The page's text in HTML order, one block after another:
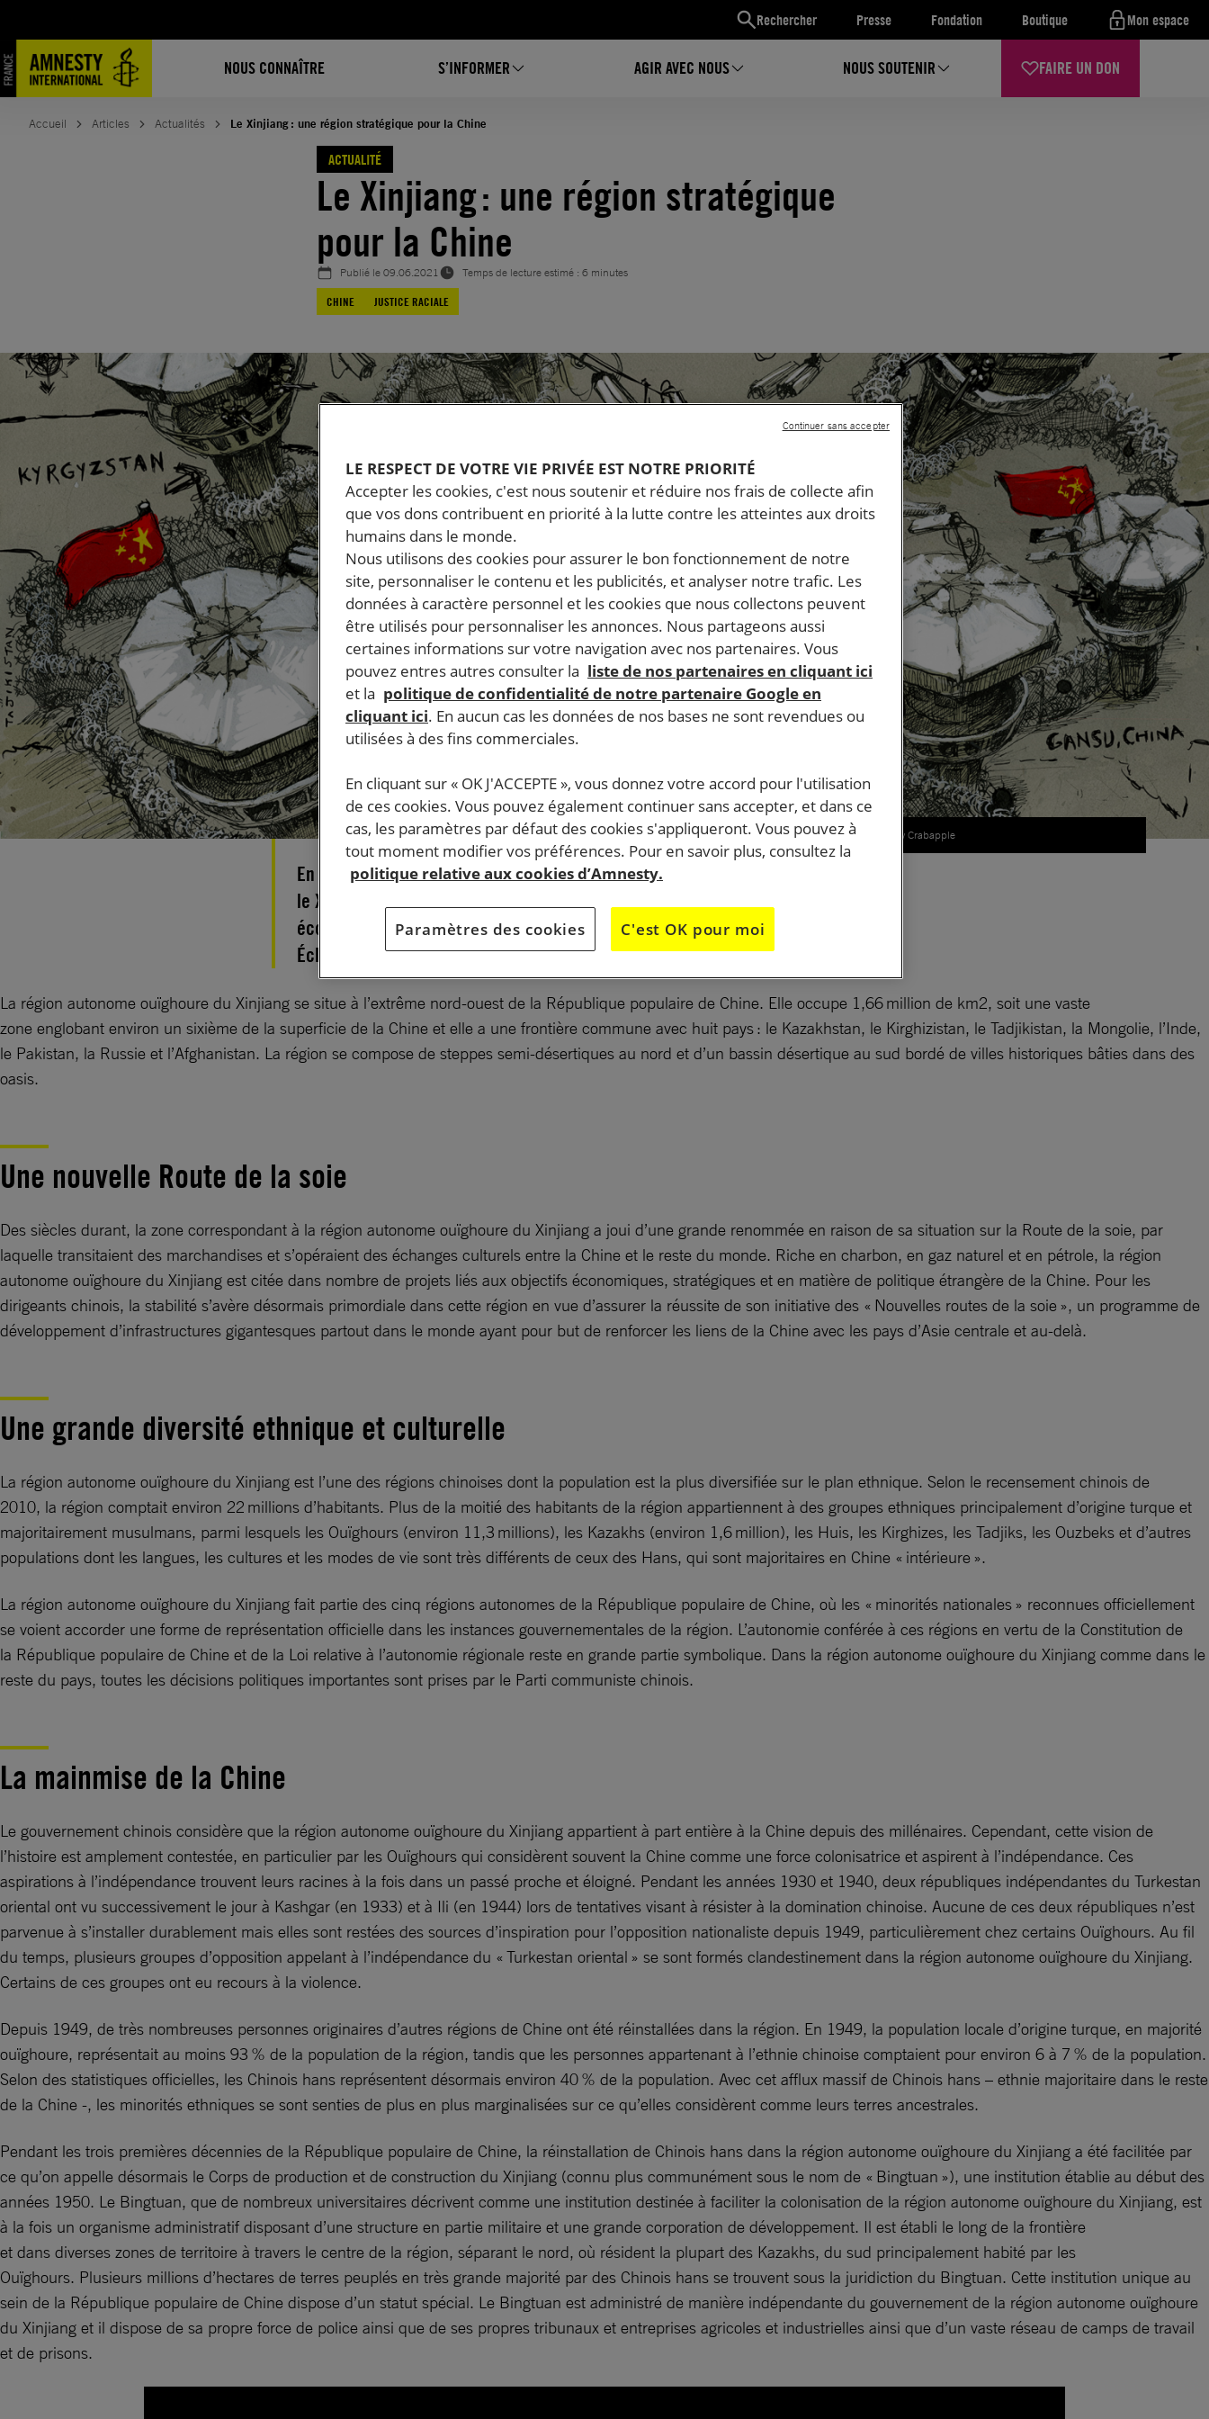
Rechercher Presse Fondation Boutique Mon espace
NOUS CONNAÎTRE S’INFORMER AGIR AVEC NOUS NOUS SOUTENIR FAIRE UN DON
contenu
Accueil Articles Actualités Le Xinjiang : une région stratégique pour la Chine
ACTUALITÉ
Le Xinjiang : une région stratégique
pour la Chine
Publié le09.06.2021
Temps de lecture estimé : 6 minutes
CHINE
JUSTICE RACIALE
© Molly Crabapple
En raison de sa situation géographique et de ses richesses naturelles,
le Xinjiang présente de nombreux avantages stratégiques, politiques et
économiques pour Pékin. Cela en fait une région à enjeux multiples.
Éclairage.
La région autonome ouïghoure du Xinjiang se situe à l’extrême nord-ouest de la République populaire de Chine. Elle occupe 1,66 million de km2, soit une vaste
zone englobant environ un sixième de la superficie de la Chine et elle a une frontière commune avec huit pays : le Kazakhstan, le Kirghizistan, le Tadjikistan, la Mongolie, l’Inde,
le Pakistan, la Russie et l’Afghanistan. La région se compose de steppes semi-désertiques au nord et d’un bassin désertique au sud bordé de villes historiques bâties dans des
oasis.
Une nouvelle Route de la soie
Des siècles durant, la zone correspondant à la région autonome ouïghoure du Xinjiang a joui d’une grande renommée en raison de sa situation sur la Route de la soie, par
laquelle transitaient des marchandises et s’opéraient des échanges culturels entre la Chine et le reste du monde. Riche en charbon, en gaz naturel et en pétrole, la région
autonome ouïghoure du Xinjiang est citée dans nombre de projets liés aux objectifs économiques, stratégiques et en matière de politique étrangère de la Chine. Pour les
dirigeants chinois, la stabilité s’avère désormais primordiale dans cette région en vue d’assurer la réussite de son initiative des « Nouvelles routes de la soie », un programme de
développement d’infrastructures gigantesques partout dans le monde ayant pour but de renforcer les liens de la Chine avec les pays d’Asie centrale et au-delà.
Une grande diversité ethnique et culturelle
La région autonome ouïghoure du Xinjiang est l’une des régions chinoises dont la population est la plus diversifiée sur le plan ethnique. Selon le recensement chinois de
2010, la région comptait environ 22 millions d’habitants. Plus de la moitié des habitants de la région appartiennent à des groupes ethniques principalement d’origine turque et
majoritairement musulmans, parmi lesquels les Ouïghours (environ 11,3 millions), les Kazakhs (environ 1,6 million), les Huis, les Kirghizes, les Tadjiks, les Ouzbeks et d’autres
populations dont les langues, les cultures et les modes de vie sont très différents de ceux des Hans, qui sont majoritaires en Chine « intérieure ».
La région autonome ouïghoure du Xinjiang fait partie des cinq régions autonomes de la République populaire de Chine, où les « minorités nationales » reconnues officiellement
se voient accorder une forme de représentation officielle dans les instances gouvernementales de la région. L’autonomie conférée à ces régions en vertu de la Constitution de
la République populaire de Chine et de la Loi relative à l’autonomie régionale reste en grande partie symbolique. Dans la région autonome ouïghoure du Xinjiang comme dans le
reste du pays, toutes les décisions politiques importantes sont prises par le Parti communiste chinois.
La mainmise de la Chine
Le gouvernement chinois considère que la région autonome ouïghoure du Xinjiang appartient à part entière à la Chine depuis des millénaires. Cependant, cette vision de
l’histoire est amplement contestée, en particulier par les Ouïghours qui considèrent souvent la Chine comme une force colonisatrice et aspirent à l’indépendance. Ces
aspirations à l’indépendance trouvent leurs racines à la fois dans un passé proche et éloigné. Pendant les années 1930 et 1940, deux républiques indépendantes du Turkestan
oriental ont vu successivement le jour à Kashgar (en 1933) et à Ili (en 1944) lors de tentatives visant à résister à la domination chinoise. Aucune de ces deux républiques n’est
parvenue à s’installer durablement mais elles sont restées des sources d’inspiration pour l’opposition nationaliste depuis 1949, particulièrement chez certains Ouïghours. Au fil
du temps, plusieurs groupes d’opposition appelant à l’indépendance du « Turkestan oriental » se sont formés clandestinement dans la région autonome ouïghoure du Xinjiang.
Certains de ces groupes ont eu recours à la violence.
Depuis 1949, de très nombreuses personnes originaires d’autres régions de Chine ont été réinstallées dans la région. En 1949, la population locale d’origine turque, en majorité
ouïghoure, représentait au moins 93 % de la population de la région, tandis que les personnes appartenant à l’ethnie chinoise comptaient pour environ 6 à 7 % de la population.
Selon des statistiques officielles, les Chinois hans représentent désormais environ 40 % de la population. Avec cet afflux massif de Chinois hans – ethnie majoritaire dans le reste
de la Chine -, les minorités ethniques se sont senties de plus en plus marginalisées sur ce qu’elles considèrent comme leurs terres ancestrales.
Pendant les trois premières décennies de la République populaire de Chine, la réinstallation de Chinois hans dans la région autonome ouïghoure du Xinjiang a été facilitée par
ce qu’on appelle désormais le Corps de production et de construction du Xinjiang (connu plus communément sous le nom de « Bingtuan »), une institution établie au début des
années 1950. Le Bingtuan, que de nombreux universitaires décrivent comme une institution destinée à faciliter la colonisation de la région autonome ouïghoure du Xinjiang, est
à la fois un organisme administratif disposant d’une structure en partie militaire et une grande corporation de développement. Il est établi le long de la frontière
et dans diverses zones de territoire à travers le centre de la région, séparant le nord, où résident la plupart des Kazakhs, du sud principalement habité par les
Ouïghours. Plusieurs millions d’hectares de terres peuplés en très grande majorité par des Chinois hans se trouvent sous la juridiction du Bingtuan. Cette institution unique au
sein de la République populaire de Chine dispose d’un statut spécial. Le Bingtuan est administré de manière indépendante du gouvernement de la région autonome ouïghoure
du Xinjiang et il dispose de sa propre force de police ainsi que de ses propres tribunaux et entreprises agricoles et industrielles ainsi que d’un vaste réseau de camps de travail
et de prisons.
LE RESPECT DE VOTRE VIE PRIVÉE EST NOTRE PRIORITÉ
Accepter les cookies, c'est nous soutenir et réduire nos frais de collecte afin
que vos dons contribuent en priorité à la lutte contre les atteintes aux droits
humains dans le monde.
Nous utilisons des cookies pour assurer le bon fonctionnement de notre
site, personnaliser le contenu et les publicités, et analyser notre trafic. Les
données à caractère personnel et les cookies que nous collectons peuvent
être utilisés pour personnaliser les annonces. Nous partageons aussi
certaines informations sur votre navigation avec nos partenaires. Vous
pouvez entres autres consulter la liste de nos partenaires en cliquant ici
et la politique de confidentialité de notre partenaire Google en
cliquant ici. En aucun cas les données de nos bases ne sont revendues ou
utilisées à des fins commerciales.
En cliquant sur « OK J'ACCEPTE », vous donnez votre accord pour l'utilisation
de ces cookies. Vous pouvez également continuer sans accepter, et dans ce
cas, les paramètres par défaut des cookies s'appliqueront. Vous pouvez à
tout moment modifier vos préférences. Pour en savoir plus, consultez la
politique relative aux cookies d’Amnesty.
Paramètres des cookies C'est OK pour moi
Continuer sans accepter